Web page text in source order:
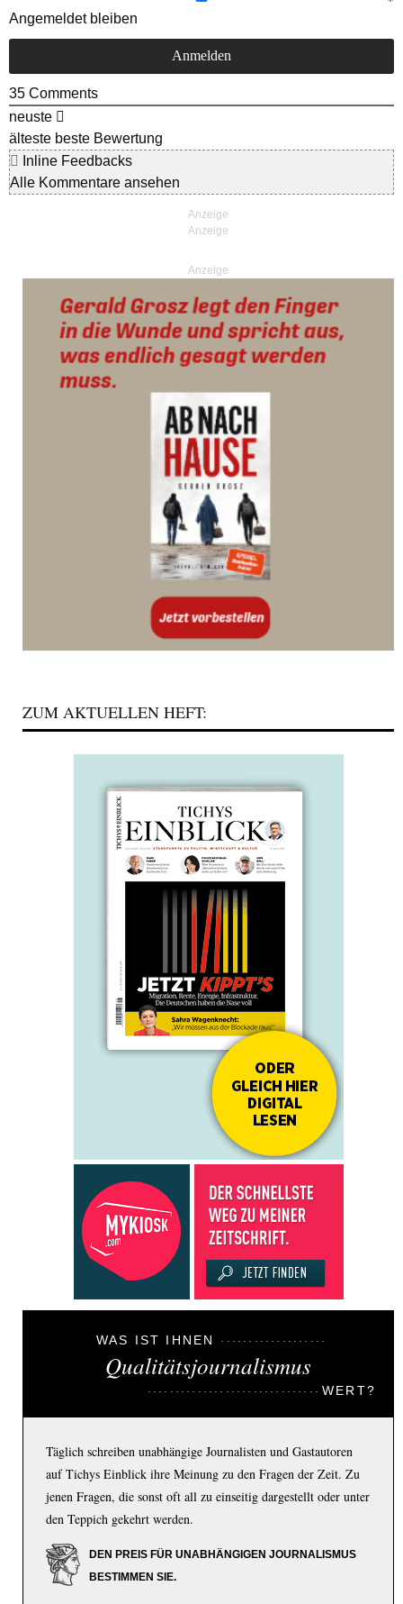
Angemeldet bleiben
35 Comments
neuste
älteste beste Bewertung
Inline Feedbacks
Alle Kommentare ansehen
Anzeige
ZUM AKTUELLEN HEFT:
WAS IST IHNEN
Qualitätsjournalismus
WERT?
Täglich schreiben unabhängige Journalisten und Gastautoren
auf Tichys Einblick ihre Meinung zu den Fragen der Zeit. Zu
jenen Fragen, die sonst oft all zu einseitig dargestellt oder unter
den Teppich gekehrt werden.
DEN PREIS FÜR UNABHÄNGIGEN JOURNALISMUS
BESTIMMEN SIE.